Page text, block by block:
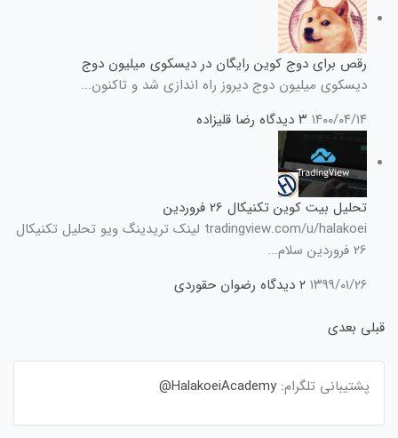
رقص برای دوج کوین رایگان در دیسکوی میلیون دوج
دیسکوی میلیون دوج دیروز راه اندازی شد و تاکنون...
۱۴۰۰/۰۴/۱۴ ۳ دیدگاه رضا قلیزاده
تحلیل بیت کوین تکنیکال 26 فروردین
tradingview.com/u/halakoei لینک تریدینگ ویو تحلیل تکنیکال
26 فروردین سلام...
۱۳۹۹/۰۱/۲۶ ۲ دیدگاه
رضوان حقوردی
قبلی بعدی
پشتیبانی تلگرام: HalakoeiAcademy@